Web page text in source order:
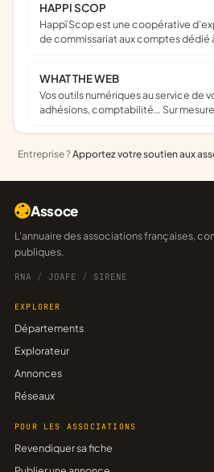
HAPPI SCOP
Happï Scop est une coopérative d’expertise comptable &
de commissariat aux comptes dédié
WHAT THE WEB
Vos outils numériques au service de votre mission : site web,
adhésions, comptabilité… Sur
Entreprise ?Apportez votre soutien aux
Assoce
L'annuaire des associations françaises, construit sur les données
publiques.
RNA / JOAFE / SIRENE
EXPLORER
Départements
Explorateur
Annonces
Réseaux
POUR LES ASSOCIATIONS
Revendiquer sa fiche